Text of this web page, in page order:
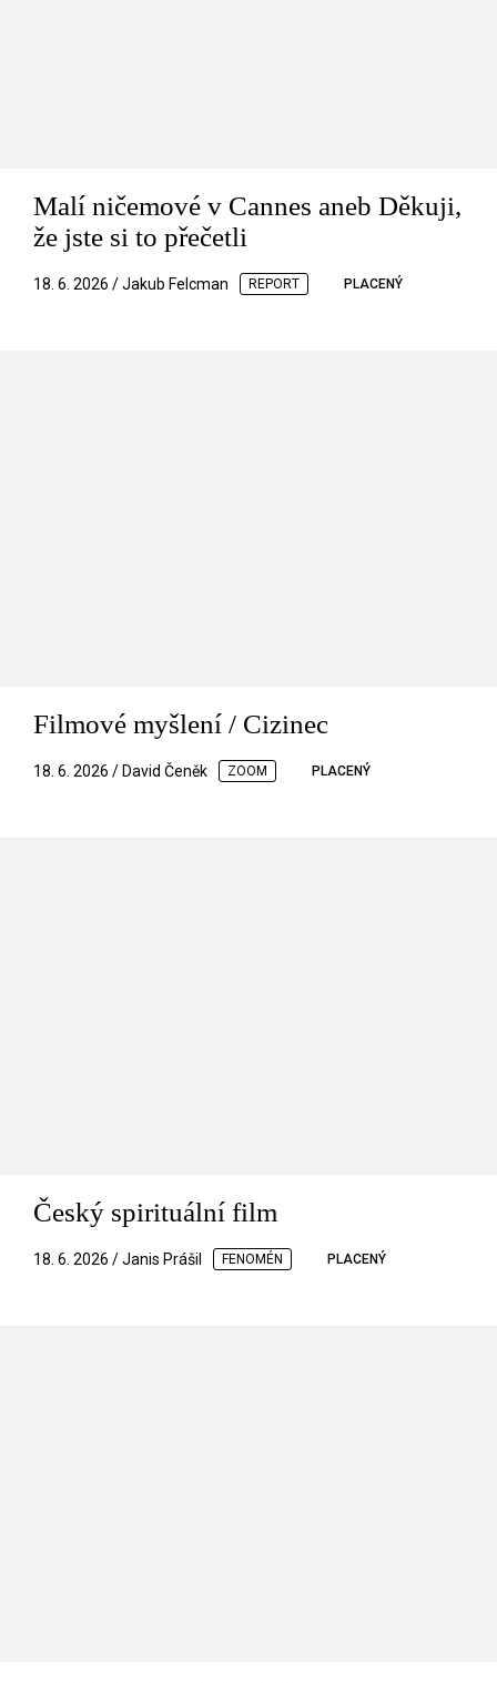
Malí ničemové v Cannes aneb Děkuji,
že jste si to přečetli
18. 6. 2026 / Jakub Felcman REPORT PLACENÝ
Filmové myšlení / Cizinec
18. 6. 2026 / David Čeněk ZOOM PLACENÝ
Český spirituální film
18. 6. 2026 / Janis Prášil FENOMÉN PLACENÝ